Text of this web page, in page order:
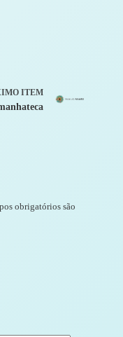
ITEM
obrigatórios são